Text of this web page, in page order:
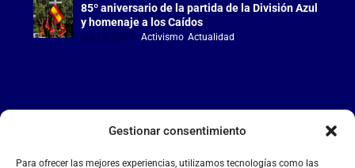
Gestionar consentimiento
Para ofrecer las mejores experiencias, utilizamos tecnologías como las
85º aniversario de la partida de la División Azul
y homenaje a los Caídos
Jul 15, 2026 |Activismo ,Actualidad
LA FALANGE